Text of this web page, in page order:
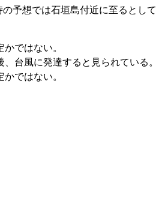
予想では石垣島付近に至るとして
ではない。
台風に発達すると見られている。
ではない。